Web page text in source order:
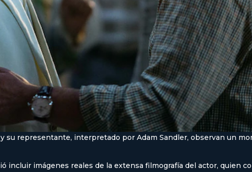
representante, interpretado por Adam Sandler, observan un
incluir imágenes reales de la extensa filmografía del actor, quien